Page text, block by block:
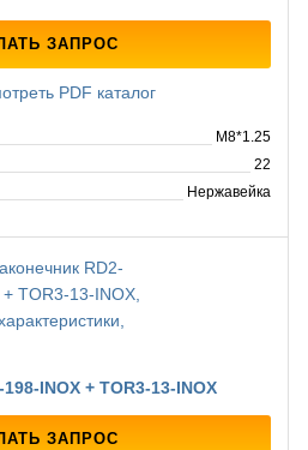
ЗАПРОС
PDF каталог
M8*1.25
22
Нержавейка
INOX + TOR3-13-INOX
ЗАПРОС